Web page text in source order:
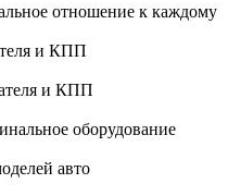
отношение к каждому
и КПП
и КПП
оборудование
авто